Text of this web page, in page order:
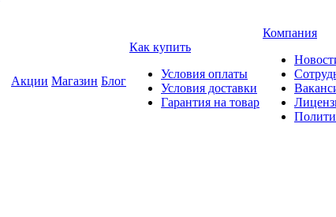
Акции Магазин Блог
Как купить
Условия оплаты
Условия доставки
Гарантия на товар
Компания